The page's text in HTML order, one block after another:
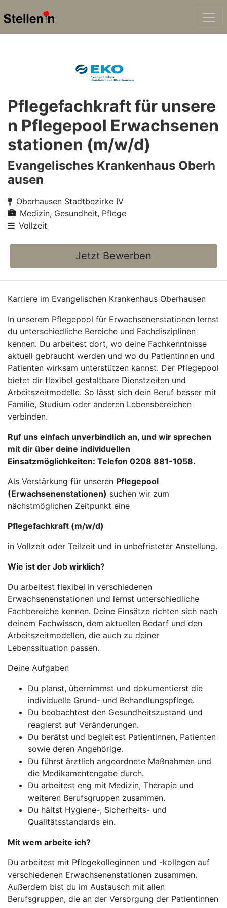
Pflegefachkraft für unsere
n Pflegepool Erwachsenen
stationen (m/w/d)
Evangelisches Krankenhaus Oberh
ausen
Oberhausen Stadtbezirke IV
Medizin, Gesundheit, Pflege
Vollzeit
Jetzt Bewerben
Karriere im Evangelischen Krankenhaus Oberhausen
In unserem Pflegepool für Erwachsenenstationen lernst
du unterschiedliche Bereiche und Fachdisziplinen
kennen. Du arbeitest dort, wo deine Fachkenntnisse
aktuell gebraucht werden und wo du Patientinnen und
Patienten wirksam unterstützen kannst. Der Pflegepool
bietet dir flexibel gestaltbare Dienstzeiten und
Arbeitszeitmodelle. So lässt sich dein Beruf besser mit
Familie, Studium oder anderen Lebensbereichen
verbinden.
Ruf uns einfach unverbindlich an, und wir sprechen
mit dir über deine individuellen
Einsatzmöglichkeiten: Telefon 0208 881-1058.
Als Verstärkung für unseren Pflegepool
(Erwachsenenstationen) suchen wir zum
nächstmöglichen Zeitpunkt eine
Pflegefachkraft (m/w/d)
in Vollzeit oder Teilzeit und in unbefristeter Anstellung.
Wie ist der Job wirklich?
Du arbeitest flexibel in verschiedenen
Erwachsenenstationen und lernst unterschiedliche
Fachbereiche kennen. Deine Einsätze richten sich nach
deinem Fachwissen, dem aktuellen Bedarf und den
Arbeitszeitmodellen, die auch zu deiner
Lebenssituation passen.
Deine Aufgaben
Du planst, übernimmst und dokumentierst die
individuelle Grund- und Behandlungspflege.
Du beobachtest den Gesundheitszustand und
reagierst auf Veränderungen.
Du berätst und begleitest Patientinnen, Patienten
sowie deren Angehörige.
Du führst ärztlich angeordnete Maßnahmen und
die Medikamentengabe durch.
Du arbeitest eng mit Medizin, Therapie und
weiteren Berufsgruppen zusammen.
Du hältst Hygiene-, Sicherheits- und
Qualitätsstandards ein.
Mit wem arbeite ich?
Du arbeitest mit Pflegekolleginnen und -kollegen auf
verschiedenen Erwachsenenstationen zusammen.
Außerdem bist du im Austausch mit allen
Berufsgruppen, die an der Versorgung der Patientinnen